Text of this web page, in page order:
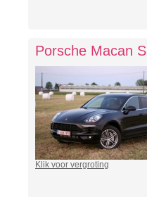
Porsche Macan S
Klik voor vergroting